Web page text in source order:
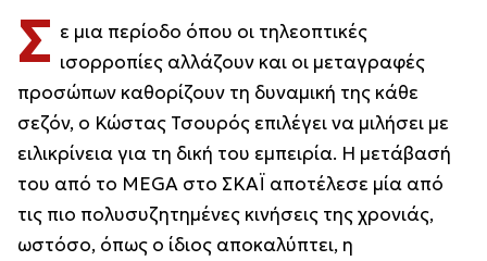
Σ ε μια περίοδο όπου οι τηλεοπτικές
ισορροπίες αλλάζουν και οι μεταγραφές
προσώπων καθορίζουν τη δυναμική της κάθε
σεζόν, ο Κώστας Τσουρός επιλέγει να μιλήσει με
ειλικρίνεια για τη δική του εμπειρία. Η μετάβασή
του από το MEGA στο ΣΚΑΪ αποτέλεσε μία από
τις πιο πολυσυζητημένες κινήσεις της χρονιάς,
ωστόσο, όπως ο ίδιος αποκαλύπτει, η